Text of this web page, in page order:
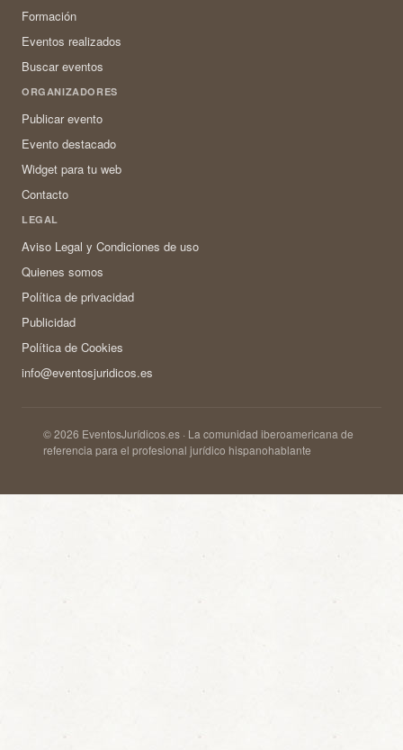
Formación
Eventos realizados
Buscar eventos
ORGANIZADORES
Publicar evento
Evento destacado
Widget para tu web
Contacto
LEGAL
Aviso Legal y Condiciones de uso
Quienes somos
Política de privacidad
Publicidad
Política de Cookies
info@eventosjuridicos.es
© 2026 EventosJurídicos.es · La comunidad iberoamericana de
referencia para el profesional jurídico hispanohablante